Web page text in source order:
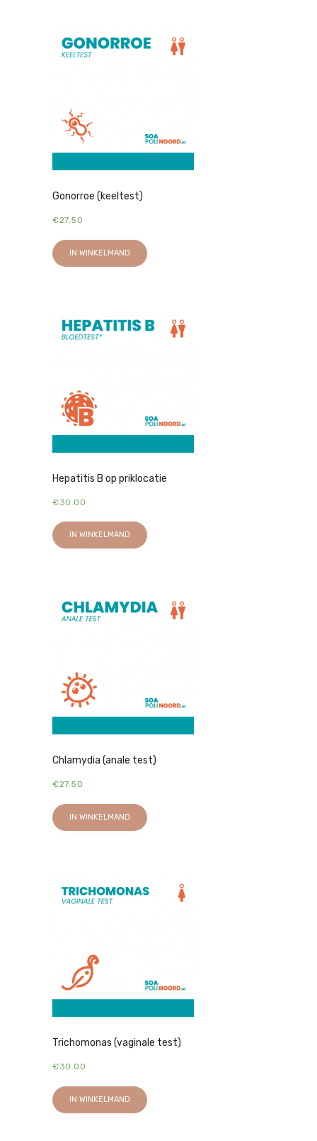
Gonorroe (keeltest)
€27.50
IN WINKELMAND
Hepatitis B op priklocatie
€30.00
IN WINKELMAND
Chlamydia (anale test)
€27.50
IN WINKELMAND
Trichomonas (vaginale test)
€30.00
IN WINKELMAND